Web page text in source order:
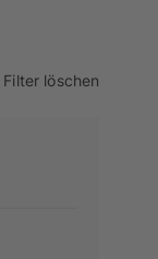
Filter löschen